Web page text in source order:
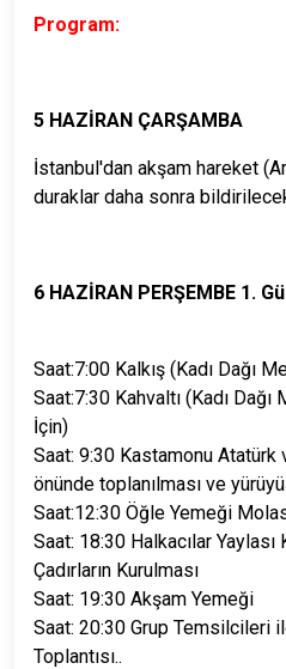
Program:
5 HAZİRAN ÇARŞAMBA
İstanbul'dan akşam hareket
duraklar daha sonra
6 HAZİRAN PERŞEMBE 1.
Saat:7:00 Kalkış (Kadı Dağı
Saat:7:30 Kahvaltı (Kadı
İçin)
Saat: 9:30 Kastamonu Atatürk
önünde toplanılması ve
Saat:12:30 Öğle Yemeği
Saat: 18:30 Halkacılar Yaylası
Çadırların Kurulması
Saat: 19:30 Akşam Yemeği
Saat: 20:30 Grup Temsilcileri
Toplantısı..